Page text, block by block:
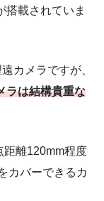
搭載されていま
カメラですが、
ラは結構貴重な
距離120mm程度
カバーできるカ